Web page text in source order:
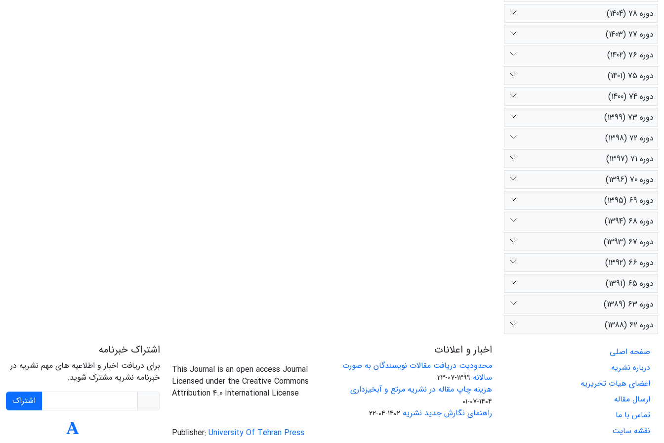
دوره 78 (1404)
دوره 77 (1403)
دوره 76 (1402)
دوره 75 (1401)
دوره 74 (1400)
دوره 73 (1399)
دوره 72 (1398)
دوره 71 (1397)
دوره 70 (1396)
دوره 69 (1395)
دوره 68 (1394)
دوره 67 (1393)
دوره 66 (1392)
دوره 65 (1391)
دوره 63 (1389)
دوره 62 (1388)
صفحه اصلی
درباره نشریه
اعضای هیات تحریریه
ارسال مقاله
تماس با ما
نقشه سایت
اخبار و اعلانات
محدودیت دریافت مقالات نویسندگان به صورت
سالانه 1399-07-23
هزینه چاپ مقاله در نشریه مرتع و آبخیزداری
1404-07-01
راهنمای نگارش جدید نشریه 1402-04-22
This Journal is an open access Journal
Licensed under the Creative Commons
Attribution 4.0 International License
Publisher: University Of Tehran Press
اشتراک خبرنامه
برای دریافت اخبار و اطلاعیه های مهم نشریه در
خبرنامه نشریه مشترک شوید.
اشتراک